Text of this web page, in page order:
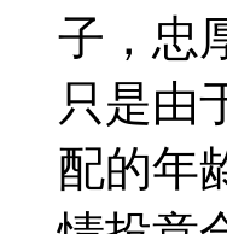
子，忠
只是由
配的年